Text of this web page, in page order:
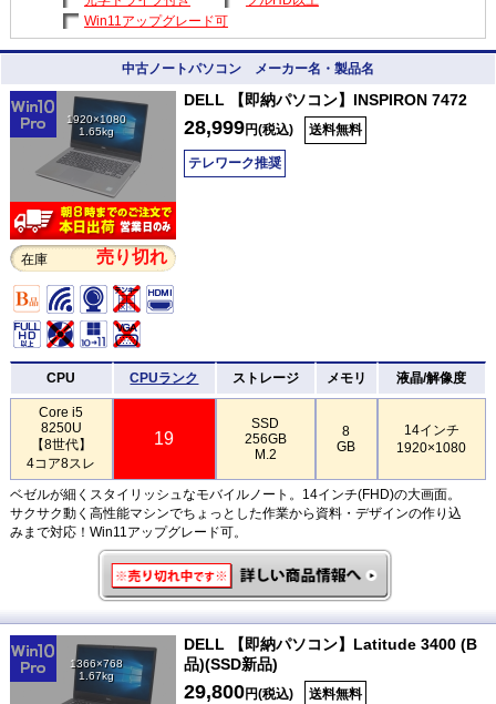
Win11アップグレード可
中古ノートパソコン メーカー名・製品名
1920×1080
1.65kg
在庫 売り切れ
DELL 【即納パソコン】INSPIRON 7472
28,999円(税込) 送料無料
テレワーク推奨
CPU CPUランク ストレージ メモリ 液晶/解像度
Core i5
8250U
【8世代】
4コア8スレ
19
SSD
256GB
M.2
8
GB
14インチ
1920×1080
ベゼルが細くスタイリッシュなモバイルノート。14インチ(FHD)の大画面。
サクサク動く高性能マシンでちょっとした作業から資料・デザインの作り込
みまで対応！Win11アップグレード可。
1366×768
1.67kg
DELL 【即納パソコン】Latitude 3400 (B
品)(SSD新品)
29,800円(税込) 送料無料